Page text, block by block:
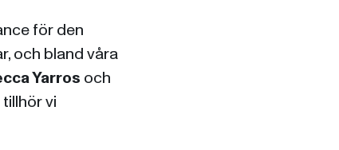
för den
och bland våra
Yarros och
vi